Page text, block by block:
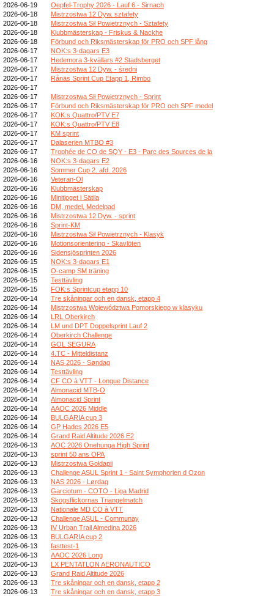
2026-06-19
Oepfel-Trophy 2026 - Lauf 6 - Sirnach
2026-06-18
Mistrzostwa 12 Dyw. sztafety
2026-06-18
Mistrzostwa Sił Powietrznych - Sztafety
2026-06-18
Klubbmästerskap - Friskus & Nackhe
2026-06-18
Förbund och Riksmästerskap för PRO och SPF lång
2026-06-17
NOK:s 3-dagars E3
2026-06-17
Hedemora 3-kvällars #2 Stadsberget
2026-06-17
Mistrzostwa 12 Dyw. - średni
2026-06-17
Rånäs Sprint Cup Etapp 1, Rimbo
2026-06-17
2026-06-17
Mistrzostwa Sił Powietrznych - Sprint
2026-06-17
Förbund och Riksmästerskap för PRO och SPF medel
2026-06-17
KOK:s Quattro/PTV E7
2026-06-17
KOK:s Quattro/PTV E8
2026-06-17
KM sprint
2026-06-17
Dalaserien MTBO #3
2026-06-17
Trophée de CO de SQY - E3 - Parc des Sources de la
2026-06-16
NOK:s 3-dagars E2
2026-06-16
Sommer Cup 2. afd. 2026
2026-06-16
Veteran-Ol
2026-06-16
Klubbmästerskap
2026-06-16
Minitjoget i Sätila
2026-06-16
DM, medel, Medelpad
2026-06-16
Mistrzostwa 12 Dyw. - sprint
2026-06-16
Sprint-KM
2026-06-16
Mistrzostwa Sił Powietrznych - Klasyk
2026-06-16
Motionsorientering - Skavlöten
2026-06-16
Sidensjösprinten 2026
2026-06-15
NOK:s 3-dagars E1
2026-06-15
O-camp SM träning
2026-06-15
Testtävling
2026-06-15
FOK:s Sprintcup etapp 10
2026-06-14
Tre skåningar och en dansk, etapp 4
2026-06-14
Mistrzostwa Województwa Pomorskiego w klasyku
2026-06-14
LRL Oberkirch
2026-06-14
LM und DPT Doppelsprint Lauf 2
2026-06-14
Oberkirch Challenge
2026-06-14
GOL SEGURA
2026-06-14
4.TC - Mitteldistanz
2026-06-14
NAS 2026 - Søndag
2026-06-14
Testtävling
2026-06-14
CF CO à VTT - Longue Distance
2026-06-14
Almonacid MTB-O
2026-06-14
Almonacid Sprint
2026-06-14
AAOC 2026 Middle
2026-06-14
BULGARIA cup 3
2026-06-14
GP Hades 2026 E5
2026-06-14
Grand Raid Altitude 2026 E2
2026-06-13
AOC 2026 Onehunga High Sprint
2026-06-13
sprint 50 ans OPA
2026-06-13
Mistrzostwa Gołdapii
2026-06-13
Challenge ASUL Sprint 1 - Saint Symphorien d Ozon
2026-06-13
NAS 2026 - Lørdag
2026-06-13
Garciotum - COTO - Liga Madrid
2026-06-13
Skogsflickornas Triangelmatch
2026-06-13
Nationale MD CO à VTT
2026-06-13
Challenge ASUL - Communay
2026-06-13
IV Urban Trail Almedina 2026
2026-06-13
BULGARIA cup 2
2026-06-13
fasttest-1
2026-06-13
AAOC 2026 Long
2026-06-13
LX PENTATLON AERONAUTICO
2026-06-13
Grand Raid Altitude 2026
2026-06-13
Tre skåningar och en dansk, etapp 2
2026-06-13
Tre skåningar och en dansk, etapp 3